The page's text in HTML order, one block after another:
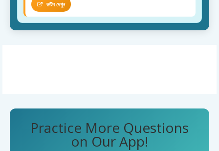
রুটিন দেখুন
Practice More Questions
on Our App!